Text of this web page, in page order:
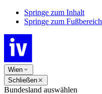
Springe zum Inhalt
Springe zum Fußbereich
Wien
Schließen
Bundesland auswählen